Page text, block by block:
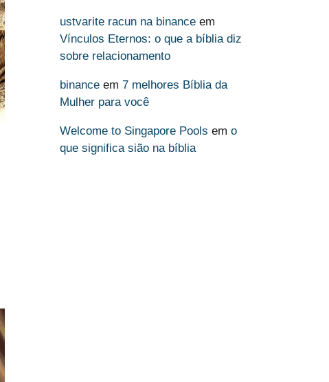
ustvarite racun na binance em
Vínculos Eternos: o que a bíblia diz
sobre relacionamento
binance em 7 melhores Bíblia da
Mulher para você
Welcome to Singapore Pools em o
que significa sião na bíblia